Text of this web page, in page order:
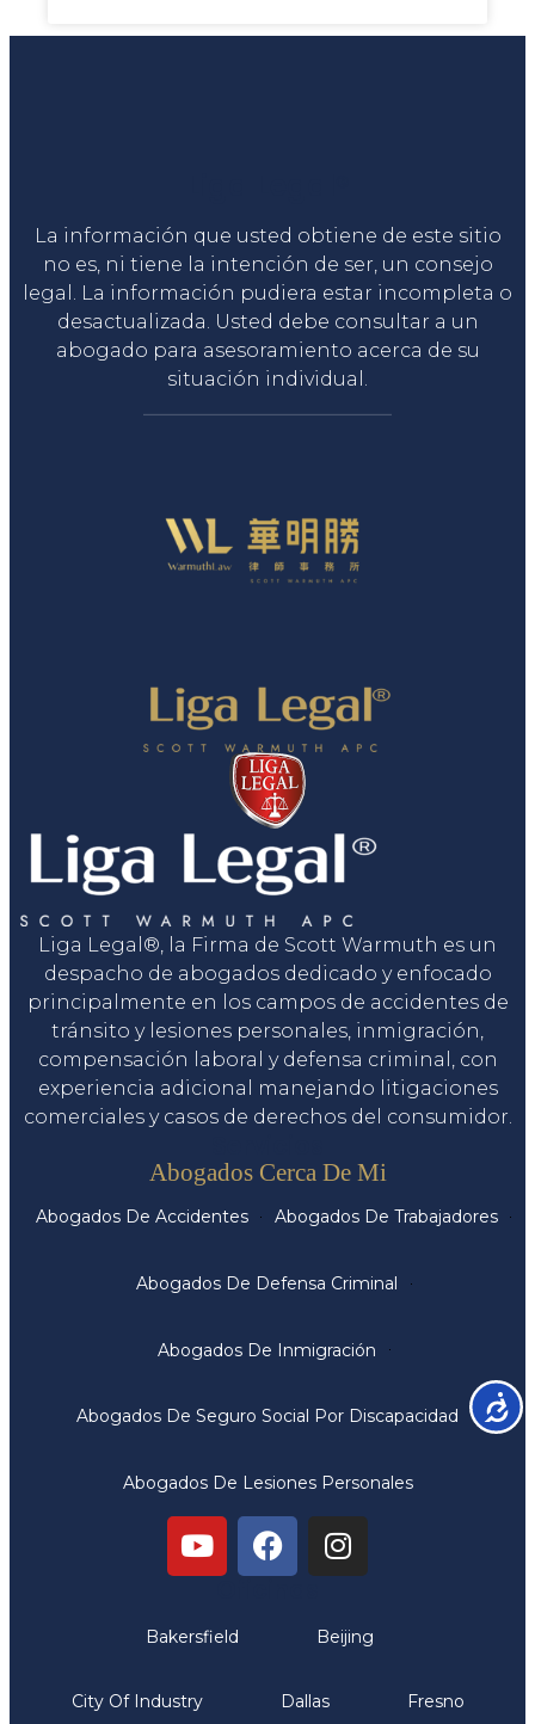
La información que usted obtiene de este sitio
no es, ni tiene la intención de ser, un consejo
legal. La información pudiera estar incompleta o
desactualizada. Usted debe consultar a un
abogado para asesoramiento acerca de su
situación individual.
Liga Legal®, la Firma de Scott Warmuth es un
despacho de abogados dedicado y enfocado
principalmente en los campos de accidentes de
tránsito y lesiones personales, inmigración,
compensación laboral y defensa criminal, con
experiencia adicional manejando litigaciones
comerciales y casos de derechos del consumidor.
Abogados Cerca De Mi
Abogados De Accidentes Abogados De Trabajadores
Abogados De Defensa Criminal
Abogados De Inmigración
Abogados De Seguro Social Por Discapacidad
Abogados De Lesiones Personales
Bakersfield Beijing
City Of Industry Dallas Fresno